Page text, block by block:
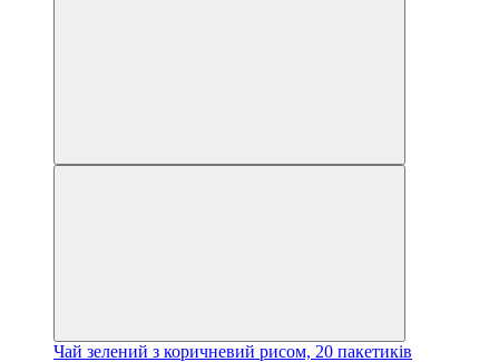
Чай зелений з коричневий рисом, 20 пакетиків